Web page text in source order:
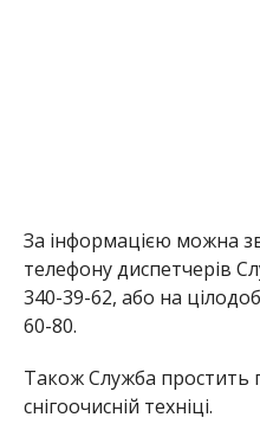
За інформацією можна
телефону диспетчерів
340-39-62, або на
60-80.
Також Служба простить
снігоочисній техніці.